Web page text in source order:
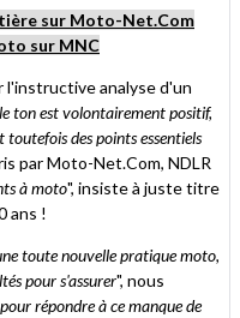
sur Moto-Net.Com
sur MNC
analyse d'un
ton est volontairement positif,
des points essentiels
par Moto-Net.Com, NDLR
à moto", insiste à juste titre
ans !
toute nouvelle pratique moto,
pour s'assurer", nous
répondre à ce manque de